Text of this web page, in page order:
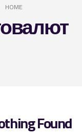
HOME
Found